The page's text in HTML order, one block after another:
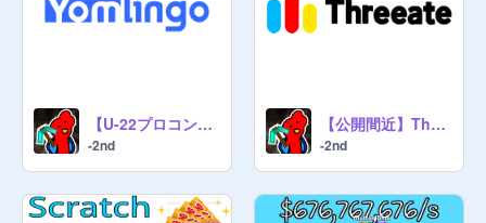
【U-22プロコン提出予定】Yomlingo Code
-2nd
【公開間近】Threeateについて
-2nd